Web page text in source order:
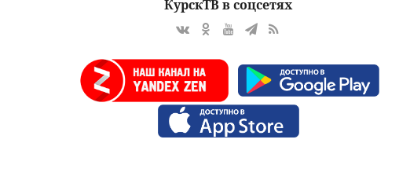
КурскТВ в соцсетях